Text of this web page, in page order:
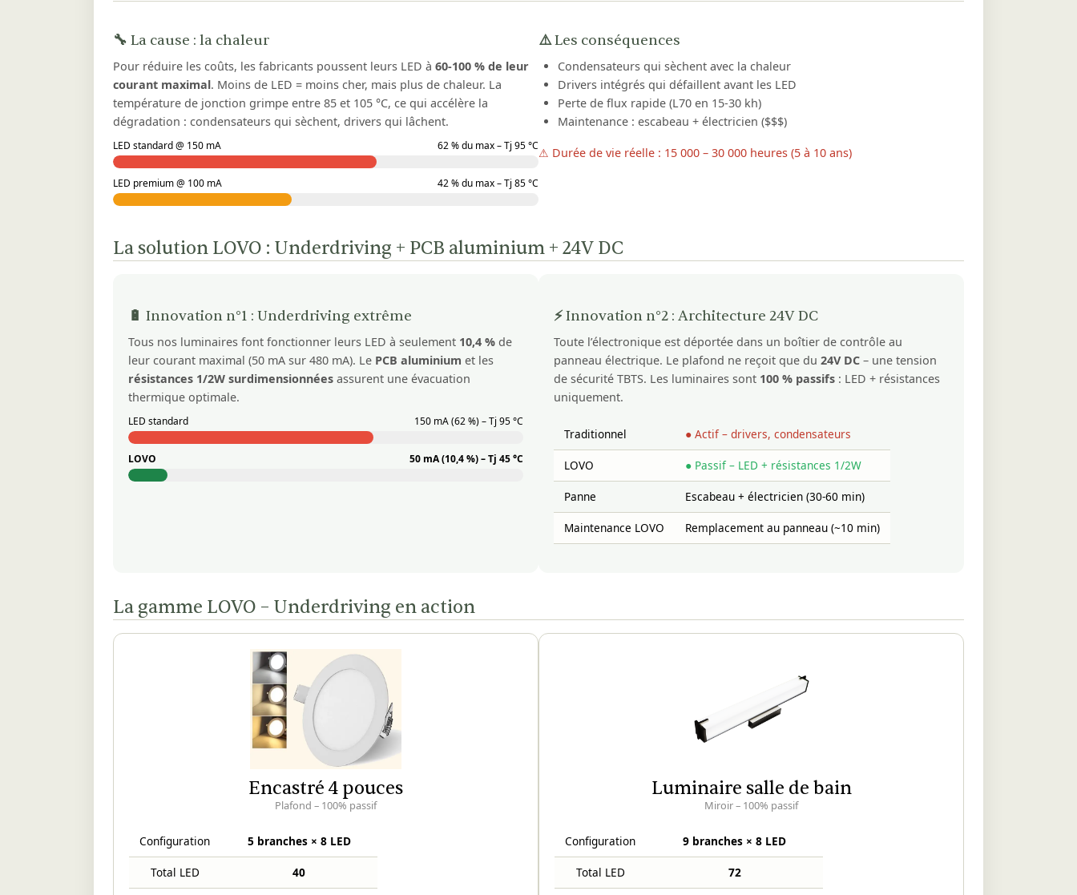
🔧 La cause : la chaleur
Pour réduire les coûts, les fabricants poussent leurs LED à 60-100 % de leur
courant maximal. Moins de LED = moins cher, mais plus de chaleur. La
température de jonction grimpe entre 85 et 105 °C, ce qui accélère la
dégradation : condensateurs qui sèchent, drivers qui lâchent.
LED standard @ 150 mA 62 % du max – Tj 95 °C
LED premium @ 100 mA 42 % du max – Tj 85 °C
⚠️ Les conséquences
Condensateurs qui sèchent avec la chaleur
Drivers intégrés qui défaillent avant les LED
Perte de flux rapide (L70 en 15-30 kh)
Maintenance : escabeau + électricien ($$$)
⚠ Durée de vie réelle : 15 000 – 30 000 heures (5 à 10 ans)
La solution LOVO : Underdriving + PCB aluminium + 24V DC
🔋 Innovation n°1 : Underdriving extrême
Tous nos luminaires font fonctionner leurs LED à seulement 10,4 % de
leur courant maximal (50 mA sur 480 mA). Le PCB aluminium et les
résistances 1/2W surdimensionnées assurent une évacuation
thermique optimale.
LED standard 150 mA (62 %) – Tj 95 °C
LOVO 50 mA (10,4 %) – Tj 45 °C
⚡ Innovation n°2 : Architecture 24V DC
Toute l’électronique est déportée dans un boîtier de contrôle au
panneau électrique. Le plafond ne reçoit que du24V DC – une tension
de sécurité TBTS. Les luminaires sont 100 % passifs : LED + résistances
uniquement.
Traditionnel ● Actif – drivers, condensateurs
LOVO ● Passif – LED + résistances 1/2W
Panne Escabeau + électricien (30-60 min)
Maintenance LOVO Remplacement au panneau (~10 min)
La gamme LOVO – Underdriving en action
Encastré 4 pouces
Plafond – 100% passif
Configuration 5 branches × 8 LED
Total LED 40
Luminaire salle de bain
Miroir – 100% passif
Configuration 9 branches × 8 LED
Total LED 72